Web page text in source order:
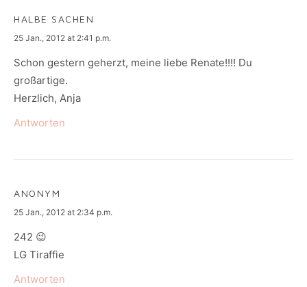
HALBE SACHEN
says:
25 Jan., 2012 at 2:41 p.m.
Schon gestern geherzt, meine liebe Renate!!!! Du
großartige.
Herzlich, Anja
Antworten
ANONYM
says:
25 Jan., 2012 at 2:34 p.m.
242 😉
LG Tiraffie
Antworten